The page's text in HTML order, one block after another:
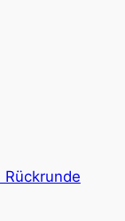
Rückrunde